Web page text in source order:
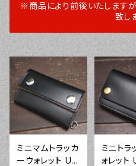
※商品により前後いたします
致し
ミニマムトラッカ
ーウォレット UB
ミニトラ
ォレット